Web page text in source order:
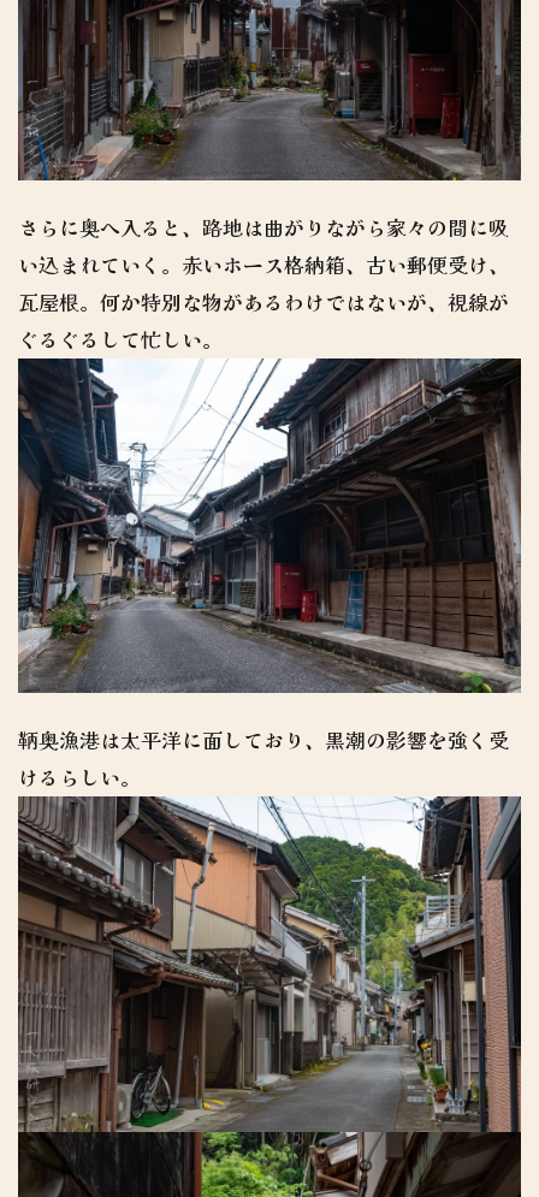
さらに奥へ入ると、路地は曲がりながら家々の間に吸
い込まれていく。赤いホース格納箱、古い郵便受け、
瓦屋根。何か特別な物があるわけではないが、視線が
ぐるぐるして忙しい。
鞆奥漁港は太平洋に面しており、黒潮の影響を強く受
けるらしい。